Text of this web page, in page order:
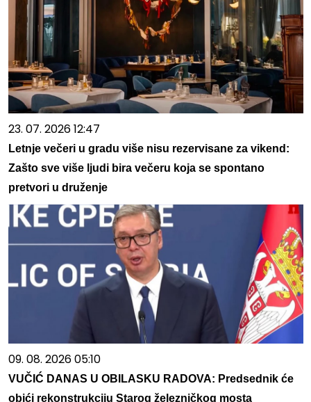
23. 07. 2026 12:47
Letnje večeri u gradu više nisu rezervisane za vikend:
Zašto sve više ljudi bira večeru koja se spontano
pretvori u druženje
09. 08. 2026 05:10
VUČIĆ DANAS U OBILASKU RADOVA: Predsednik će
obići rekonstrukciju Starog železničkog mosta